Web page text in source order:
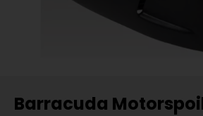
Barracuda